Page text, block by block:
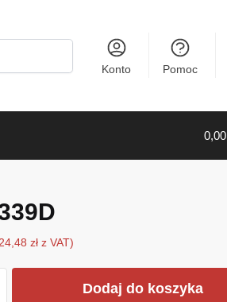
Konto Pomoc
0,00
złz VAT)
Dodaj do koszyka